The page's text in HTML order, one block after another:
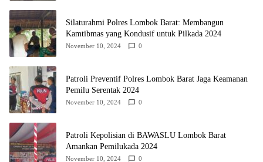
Silaturahmi Polres Lombok Barat: Membangun
Kamtibmas yang Kondusif untuk Pilkada 2024
November 10, 2024 0
Patroli Preventif Polres Lombok Barat Jaga Keamanan
Pemilu Serentak 2024
November 10, 2024 0
Patroli Kepolisian di BAWASLU Lombok Barat
Amankan Pemilukada 2024
November 10, 2024 0